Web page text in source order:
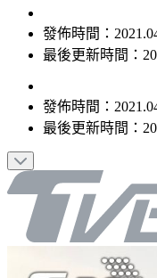
最後更新時間：
最後更新時間：